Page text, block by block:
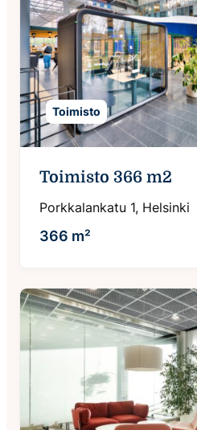
Toimisto
Toimisto 366 m2
Porkkalankatu 1, Helsinki
366 m²